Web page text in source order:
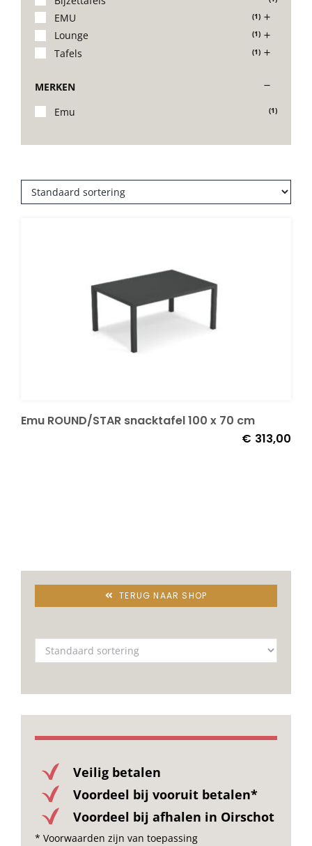
Stoelen
Bijzettafels
Deck Chairs + voetbanken
Onderhoud
EMU (1)
Lounge (1)
Tafels (1)
MERKEN
Emu
(1)
Emu ROUND/STAR snacktafel 100 x 70 cm
€ 313,00
TERUG NAAR SHOP
Veilig betalen
Voordeel bij vooruit betalen*
Voordeel bij afhalen in Oirschot
* Voorwaarden zijn van toepassing